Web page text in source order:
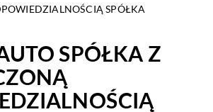
SPÓŁKA
SPÓŁKA Z